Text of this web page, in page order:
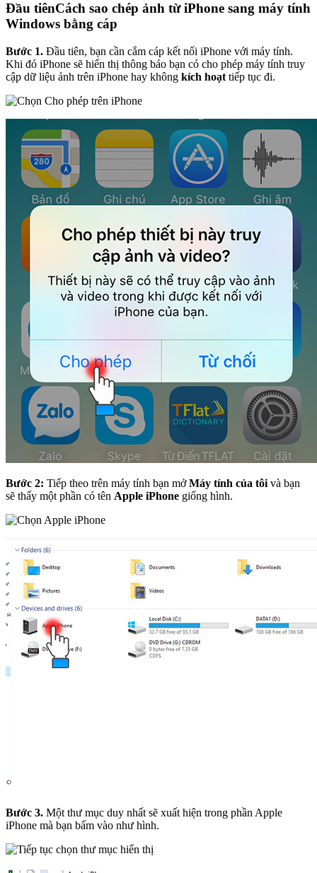
Đầu tiênCách sao chép ảnh từ iPhone sang máy tính
Windows bằng cáp
Bước 1. Đầu tiên, bạn cần cắm cáp kết nối iPhone với máy tính.
Khi đó iPhone sẽ hiển thị thông báo bạn có cho phép máy tính truy
cập dữ liệu ảnh trên iPhone hay không kích hoạt tiếp tục đi.
Bước 2: Tiếp theo trên máy tính bạn mởMáy tính của tôi và bạn
sẽ thấy một phần có tên Apple iPhone giống hình.
Bước 3. Một thư mục duy nhất sẽ xuất hiện trong phần Apple
iPhone mà bạn bấm vào như hình.